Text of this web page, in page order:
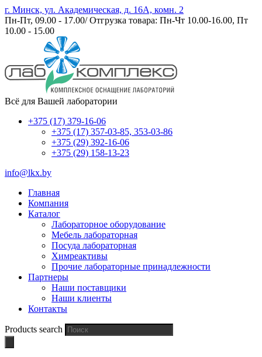
г. Минск, ул. Академическая, д. 16А, комн. 2
Пн-Пт, 09.00 - 17.00/ Отгрузка товара: Пн-Чт 10.00-16.00, Пт
10.00 - 15.00
Всё для Вашей лаборатории
+375 (17) 379-16-06
+375 (17) 357-03-85, 353-03-86
+375 (29) 392-16-06
+375 (29) 158-13-23
info@lkx.by
Главная
Компания
Каталог
Лабораторное оборудование
Мебель лабораторная
Посуда лабораторная
Химреактивы
Прочие лабораторные принадлежности
Партнеры
Наши поставщики
Наши клиенты
Контакты
Products search